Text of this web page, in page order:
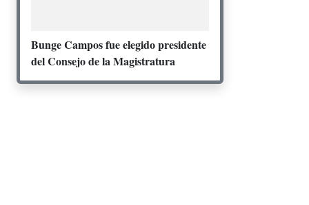
Bunge Campos fue elegido presidente
del Consejo de la Magistratura